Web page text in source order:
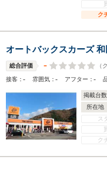
ク
オートバックスカーズ
総合評価 - （
接客：- 雰囲気：- アフター：-
掲載台数
所在地
ス
ク